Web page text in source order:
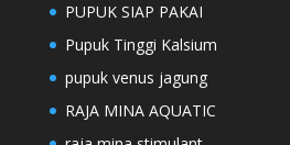
PUPUK SIAP PAKAI
Pupuk Tinggi Kalsium
pupuk venus jagung
RAJA MINA AQUATIC